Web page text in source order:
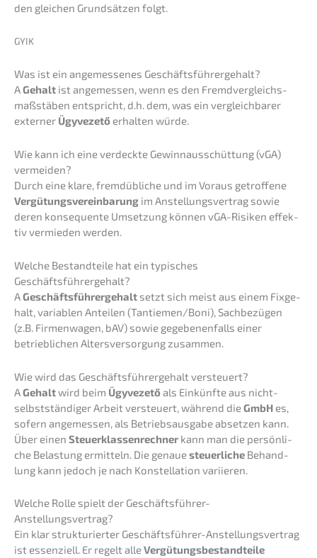
den gleichen Grund­sät­zen folgt.
GYIK
Was ist ein angemes­se­nes Geschäftsführergehalt?
AGehalt ist angemes­sen, wenn es den Fremd­ver­gleichs­
maß­stä­ben entspricht, d.h. dem, was ein vergleich­ba­rer
exter­ner Ügyve­ze­tő erhal­ten würde.
Wie kann ich eine verdeck­te Gewinn­aus­schüt­tung (vGA)
vermeiden?
Durch eine klare, fremd­üb­li­che und im Voraus getrof­fe­ne
Vergü­tungs­ver­ein­ba­rung im Anstel­lungs­ver­trag sowie
deren konse­quen­te Umset­zung können vGA-Risiken effek­
tiv vermie­den werden.
Welche Bestand­tei­le hat ein typisches
Geschäftsführergehalt?
AGeschäfts­füh­rer­ge­haltsetzt sich meist aus einem Fixge­
halt, varia­blen Antei­len (Tantiemen/Boni), Sachbe­zü­gen
(z.B. Firmen­wa­gen, bAV) sowie gegebe­nen­falls einer
betrieb­li­chen Alters­ver­sor­gung zusammen.
Wie wird das Geschäfts­füh­rer­ge­halt versteuert?
AGehaltwird beim Ügyve­ze­tőals Einkünf­te aus nicht­
selbst­stän­di­ger Arbeit versteu­ert, während dieGmbH es,
sofern angemes­sen, als Betriebs­aus­ga­be abset­zen kann.
Über einen Steuer­klas­sen­rech­ner kann man die persön­li­
che Belas­tung ermit­teln. Die genauesteuer­li­che Behand­
lung kann jedoch je nach Konstel­la­ti­on variieren.
Welche Rolle spielt der Geschäftsführer-
Anstellungsvertrag?
Ein klar struk­tu­rier­ter Geschäfts­füh­rer-Anstel­lungs­ver­trag
ist essen­zi­ell. Er regelt alleVergü­tungs­be­stand­tei­le